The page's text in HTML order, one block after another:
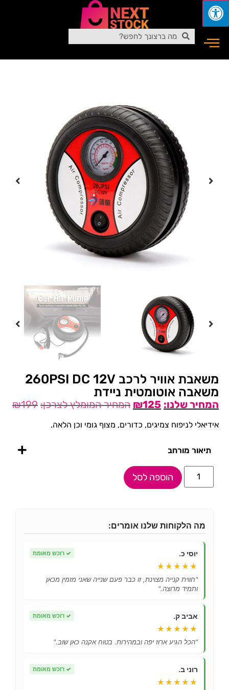
משאבת אוויר לרכב 260PSI DC 12V
משאבה אוטומטית ניידת
₪199 ₪125
אידיאלי לניפוח צמיגים, כדורים, מצוף גומי וכן הלאה.
תיאור מורחב
הוספה לסל
מה הלקוחות שלנו אומרים:
יוסי כ. ✓ רוכש מאומת
★★★★★
"חווית קנייה מצוינת, זו כבר פעם שנייה שאני מזמין מכאן
ותמיד מרוצה."
אביב ק. ✓ רוכש מאומת
★★★★★
"הכל הגיע ארוז יפה ובמהירות. בטוח אקנה כאן שוב."
רוני ב. ✓ רוכש מאומת
★★★★★